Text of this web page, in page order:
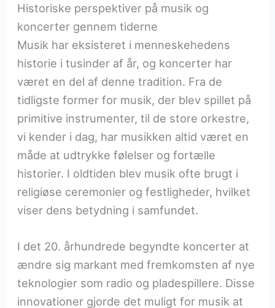
Historiske perspektiver på musik og
koncerter gennem tiderne
Musik har eksisteret i menneskehedens
historie i tusinder af år, og koncerter har
været en del af denne tradition. Fra de
tidligste former for musik, der blev spillet på
primitive instrumenter, til de store orkestre,
vi kender i dag, har musikken altid været en
måde at udtrykke følelser og fortælle
historier. I oldtiden blev musik ofte brugt i
religiøse ceremonier og festligheder, hvilket
viser dens betydning i samfundet.
I det 20. århundrede begyndte koncerter at
ændre sig markant med fremkomsten af nye
teknologier som radio og pladespillere. Disse
innovationer gjorde det muligt for musik at